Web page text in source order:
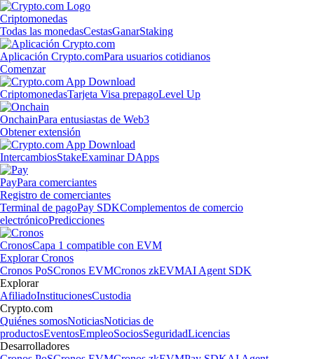
Criptomonedas
Todas las monedasCestasGanarStaking
Aplicación Crypto.comPara usuarios cotidianos
Comenzar
CriptomonedasTarjeta Visa prepagoLevel Up
OnchainPara entusiastas de Web3
Obtener extensión
IntercambiosStakeExaminar DApps
PayPara comerciantes
Registro de comerciantes
Terminal de pagoPay SDKComplementos de comercio
electrónicoPredicciones
CronosCapa 1 compatible con EVM
Explorar Cronos
Cronos PoSCronos EVMCronos zkEVMAI Agent SDK
Explorar
AfiliadoInstitucionesCustodia
Crypto.com
Quiénes somosNoticiasNoticias de
productosEventosEmpleoSociosSeguridadLicencias
Desarrolladores